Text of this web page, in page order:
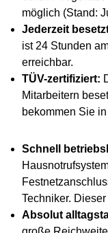
möglich (Stand:
Jederzeit
ist 24 Stunden
erreichbar.
TÜV-zertifiziert:
Mitarbeitern
bekommen Sie
Schnell
Techniker.
Absolut